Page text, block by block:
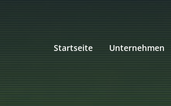
Startseite Unternehmen